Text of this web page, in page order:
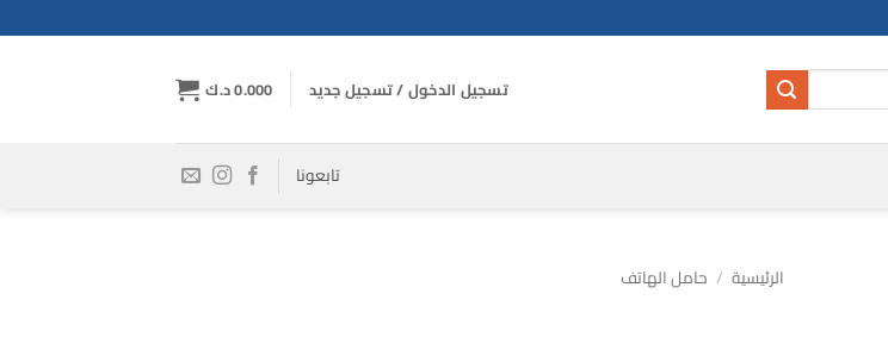
تسجيل الدخول / تسجيل جديد 0.000د.ك
تابعونا
الرئيسية / حامل الهاتف